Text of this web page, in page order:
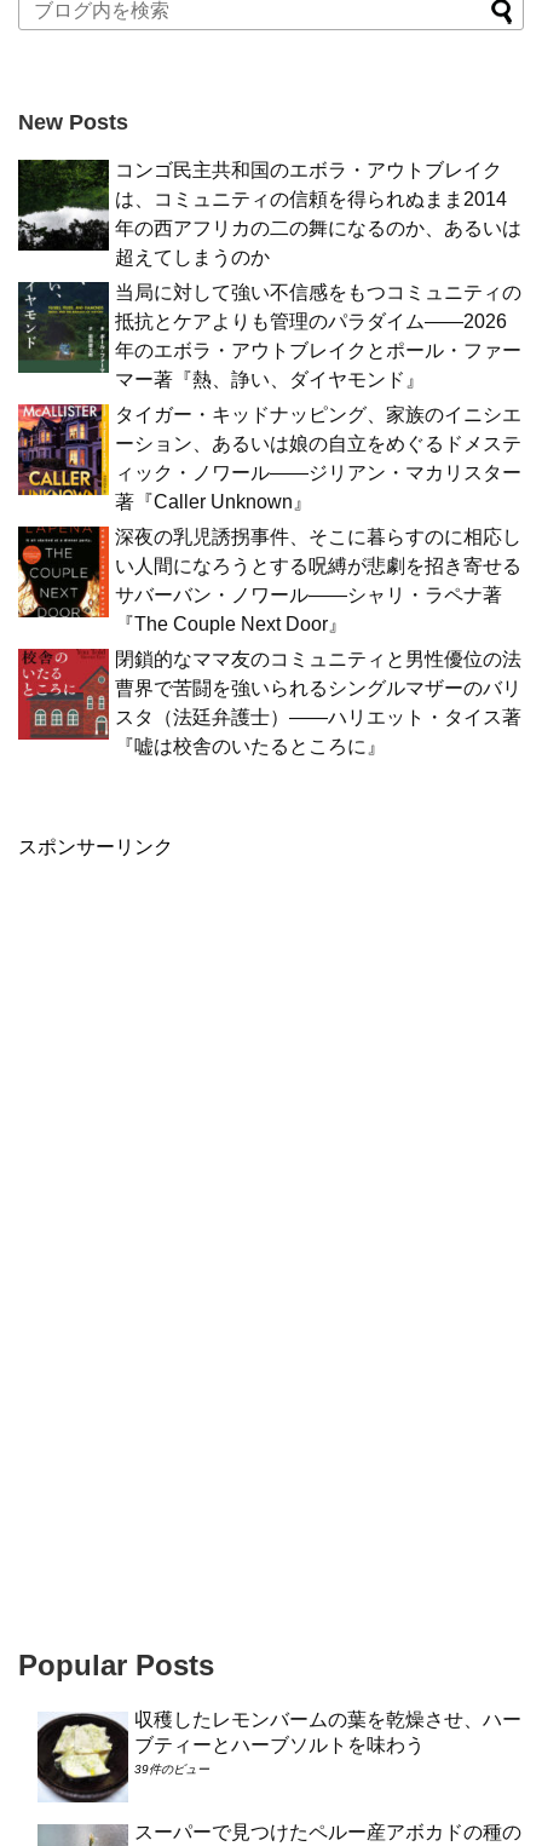
New Posts
コンゴ民主共和国のエボラ・アウトブレイク
は、コミュニティの信頼を得られぬまま2014
年の西アフリカの二の舞になるのか、あるいは
超えてしまうのか
当局に対して強い不信感をもつコミュニティの
抵抗とケアよりも管理のパラダイム――2026
年のエボラ・アウトブレイクとポール・ファー
マー著『熱、諍い、ダイヤモンド』
タイガー・キッドナッピング、家族のイニシエ
ーション、あるいは娘の自立をめぐるドメステ
ィック・ノワール――ジリアン・マカリスター
著『Caller Unknown』
深夜の乳児誘拐事件、そこに暮らすのに相応し
い人間になろうとする呪縛が悲劇を招き寄せる
サバーバン・ノワール――シャリ・ラペナ著
『The Couple Next Door』
閉鎖的なママ友のコミュニティと男性優位の法
曹界で苦闘を強いられるシングルマザーのバリ
スタ（法廷弁護士）――ハリエット・タイス著
『嘘は校舎のいたるところに』
スポンサーリンク
Popular Posts
収穫したレモンバームの葉を乾燥させ、ハー
ブティーとハーブソルトを味わう
39件のビュー
スーパーで見つけたペルー産アボカドの種の